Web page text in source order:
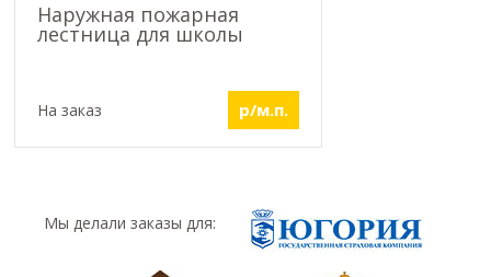
Наружная пожарная
лестница для школы
На заказ р/м.п.
Мы делали заказы для: